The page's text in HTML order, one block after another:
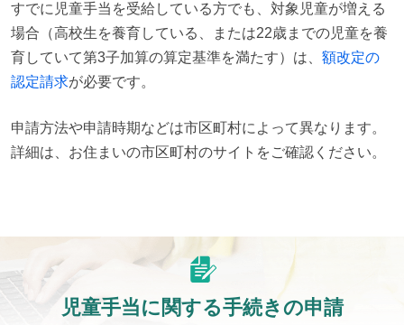
すでに児童手当を受給している方でも、対象児童が増える
場合（高校生を養育している、または22歳までの児童を養
育していて第3子加算の算定基準を満たす）は、 額改定の
認定請求が必要です。
申請方法や申請時期などは市区町村によって異なります。
詳細は、お住まいの市区町村のサイトをご確認ください。
児童手当に関する手続きの申請